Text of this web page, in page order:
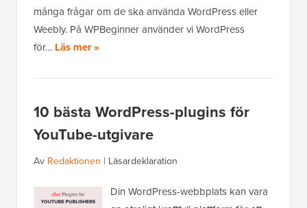
många frågar om de ska använda WordPress eller
Weebly. På WPBeginner använder vi WordPress
för… Läs mer »
10 bästa WordPress-plugins för
YouTube-utgivare
Av Redaktionen | Läsardeklaration
Din WordPress-webbplats kan vara